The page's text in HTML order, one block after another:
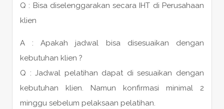
Q : Bisa diselenggarakan secara IHT di Perusahaan
klien
A : Apakah jadwal bisa disesuaikan dengan
kebutuhan klien ?
Q : Jadwal pelatihan dapat di sesuaikan dengan
kebutuhan klien. Namun konfirmasi minimal 2
minggu sebelum pelaksaan pelatihan.